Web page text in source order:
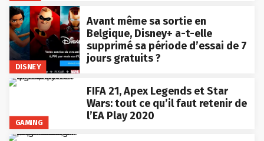
DISNEY
Avant même sa sortie en
Belgique, Disney+ a-t-elle
supprimé sa période d’essai de 7
jours gratuits ?
GAMING
FIFA 21, Apex Legends et Star
Wars: tout ce qu’il faut retenir de
l’EA Play 2020